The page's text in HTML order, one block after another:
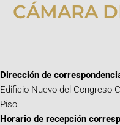
CÁMARA
Dirección de
Edificio Nuevo del Congreso
Piso.
Horario de recepción